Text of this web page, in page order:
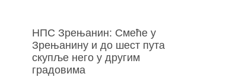
НПС Зрењанин: Смеће у
Зрењанину и до шест пута
скупље него у другим
градовима